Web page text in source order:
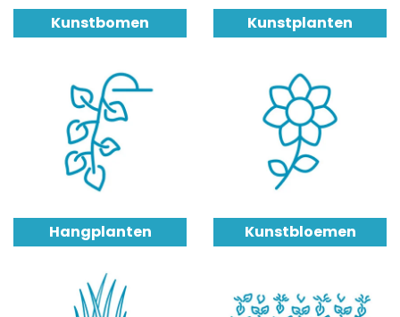
Kunstbomen Kunstplanten
Hangplanten Kunstbloemen